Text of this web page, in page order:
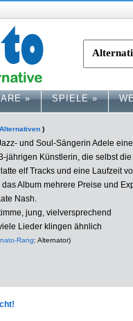
» SPIELE»
)
und Soul-Sängerin Adele
jährigen Künstlerin, die selbst
elf Tracks und eine Laufzeit
Album mehrere Preise und
Nash.
jung, vielversprechend
Lieder klingen ähnlich
Rang: Alternator)